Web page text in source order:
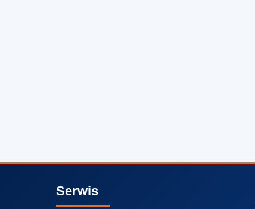
Serwis